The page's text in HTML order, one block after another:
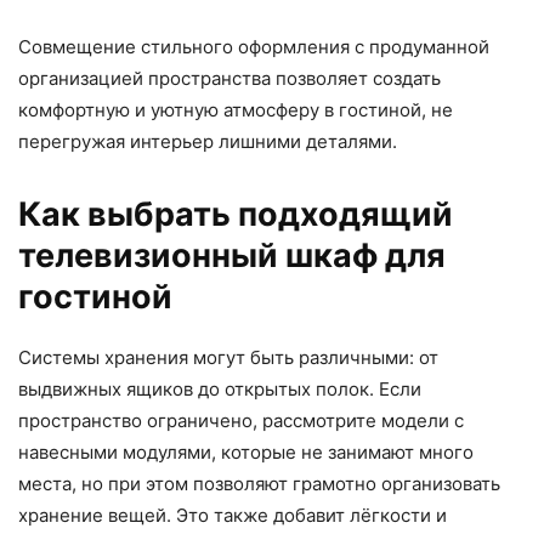
Совмещение стильного оформления с продуманной
организацией пространства позволяет создать
комфортную и уютную атмосферу в гостиной, не
перегружая интерьер лишними деталями.
Как выбрать подходящий
телевизионный шкаф для
гостиной
Системы хранения могут быть различными: от
выдвижных ящиков до открытых полок. Если
пространство ограничено, рассмотрите модели с
навесными модулями, которые не занимают много
места, но при этом позволяют грамотно организовать
хранение вещей. Это также добавит лёгкости и